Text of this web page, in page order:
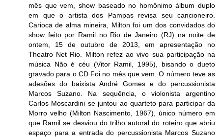
mês que vem, show baseado no homônimo álbum duplo
em que o artista dos Pampas revisa seu cancioneiro.
Carioca de alma mineira, Milton foi um dos convidados do
show feito por Ramil no Rio de Janeiro (RJ) na noite de
ontem, 15 de outubro de 2013, em apresentação no
Theatro Net Rio. Milton refez ao vivo sua participação na
música Não é céu (Vitor Ramil, 1995), bisando o dueto
gravado para o CD Foi no mês que vem. O número teve as
adesões do baixista André Gomes e do percussionista
Marcos Suzano. Na sequência, o violonista argentino
Carlos Moscardini se juntou ao quarteto para participar da
Morro velho (Milton Nascimento, 1967), único número em
que Ramil se desviou do trilho autoral do roteiro que abriu
espaço para a entrada do percussionista Marcos Suzano